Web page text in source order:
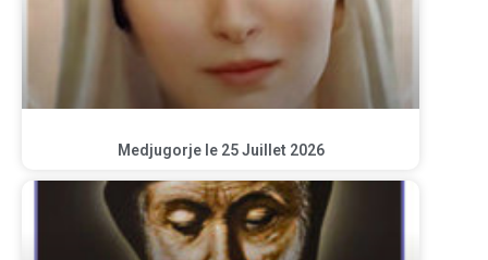
Medjugorje le 25 Juillet 2026